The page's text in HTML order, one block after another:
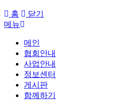
홈
닫기
메뉴
메인
협회안내
사업안내
정보센터
게시판
함께하기